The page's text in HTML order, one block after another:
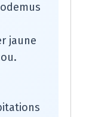
jaune